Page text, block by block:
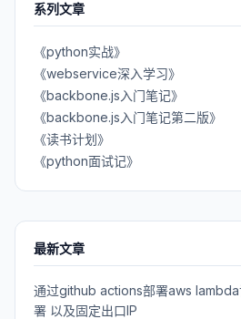
系列文章
《python实战》
《webservice深入学习》
《backbone.js入门笔记》
《backbone.js入门笔记第二版》
《读书计划》
《python面试记》
最新文章
通过github actions部署aws lambda
署 以及固定出口IP